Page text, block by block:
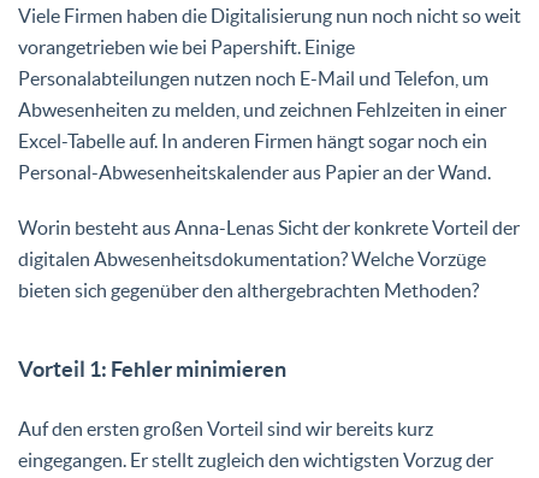
Viele Firmen haben die Digitalisierung nun noch nicht so weit
vorangetrieben wie bei Papershift. Einige
Personalabteilungen nutzen noch E-Mail und Telefon, um
Abwesenheiten zu melden, und zeichnen Fehlzeiten in einer
Excel-Tabelle auf. In anderen Firmen hängt sogar noch ein
Personal-Abwesenheitskalender aus Papier an der Wand.
Worin besteht aus Anna-Lenas Sicht der konkrete Vorteil der
digitalen Abwesenheitsdokumentation? Welche Vorzüge
bieten sich gegenüber den althergebrachten Methoden?
Vorteil 1: Fehler minimieren
Auf den ersten großen Vorteil sind wir bereits kurz
eingegangen. Er stellt zugleich den wichtigsten Vorzug der